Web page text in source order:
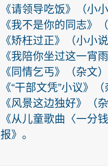
《请领导吃饭》（小
《我不是你的同志》
《矫枉过正》（小小
《我陪你坐过这一宵
《同情乞丐》（杂文
《“干部文凭”小议》
《风景这边独好》（
《从儿童歌曲〈一分
报》。